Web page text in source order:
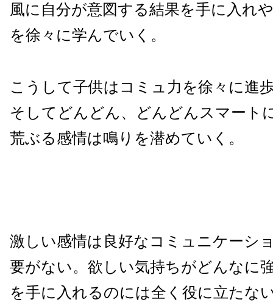
風に自分が意図する結果を手に入れ
を徐々に学んでいく。
こうして子供はコミュ力を徐々に進
そしてどんどん、どんどんスマート
荒ぶる感情は鳴りを潜めていく。
激しい感情は良好なコミュニケーシ
要がない。欲しい気持ちがどんなに
を手に入れるのには全く役に立たな